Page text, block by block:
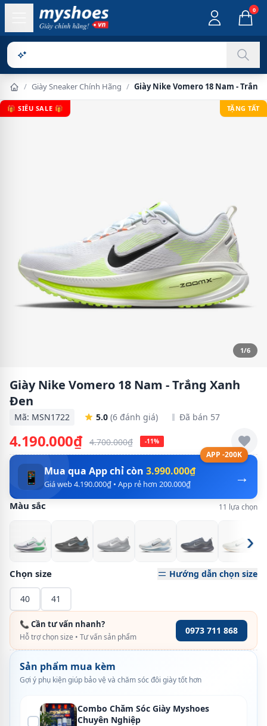
0
Sản phẩm chí
/ Giày Sneaker Chính Hãng / Giày Nike Vomero 18 Nam -
🎁 SIÊU SALE 🎁 TẶNG TẤT
1/6
Giày Nike Vomero 18 Nam - Trắng Xanh
Đen
Mã: MSN1722 5.0 (6 đánh giá) Đã bán 57
4.190.000₫ 4.700.000₫ -11%
APP -200K
→
📱 Mua qua App chỉ còn 3.990.000₫
Giá web 4.190.000₫ • App rẻ hơn 200.000₫
Màu sắc 11 lựa chọn
›
Chọn size Hướng dẫn chọn size
40 41
📞 Cần tư vấn nhanh?
Hỗ trợ chọn size • Tư vấn sản phẩm
0973 711 868
Sản phẩm mua kèm
Gợi ý phụ kiện giúp bảo vệ và chăm sóc đôi giày tốt hơn
Combo Chăm Sóc Giày Myshoes
Chuyên Nghiệp